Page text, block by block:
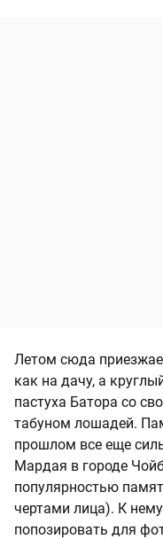
Летом сюда
как на дачу, а
пастуха Батора со
табуном лошадей.
прошлом все еще
Мардая в городе
популярностью
чертами лица). К
попозировать для